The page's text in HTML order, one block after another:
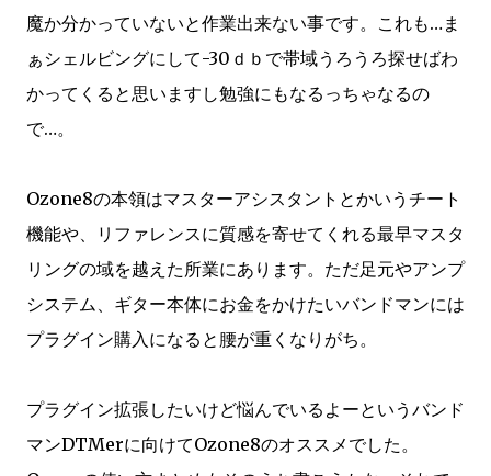
魔か分かっていないと作業出来ない事です。これも…ま
ぁシェルビングにして-30ｄｂで帯域うろうろ探せばわ
かってくると思いますし勉強にもなるっちゃなるの
で…。
Ozone8の本領はマスターアシスタントとかいうチート
機能や、リファレンスに質感を寄せてくれる最早マスタ
リングの域を越えた所業にあります。ただ足元やアンプ
システム、ギター本体にお金をかけたいバンドマンには
プラグイン購入になると腰が重くなりがち。
プラグイン拡張したいけど悩んでいるよーというバンド
マンDTMerに向けてOzone8のオススメでした。